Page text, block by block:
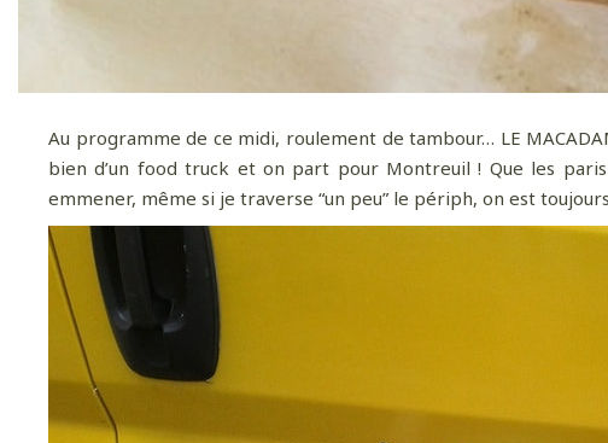
Au programme de ce midi, roulement de tambour… LE
bien d’un food truck et on part pour Montreuil ! Que les
emmener, même si je traverse “un peu” le périph, on est